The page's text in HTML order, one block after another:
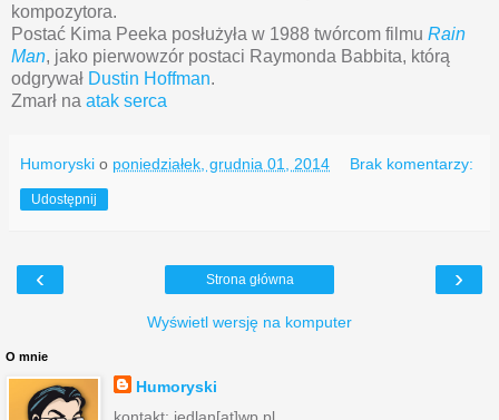
kompozytora.
Postać Kima Peeka posłużyła w 1988 twórcom filmu Rain
Man, jako pierwowzór postaci Raymonda Babbita, którą
odgrywał Dustin Hoffman.
Zmarł na atak serca
Humoryski o poniedziałek, grudnia 01, 2014 Brak komentarzy:
Udostępnij
‹ ›
Strona główna
Wyświetl wersję na komputer
O mnie
Humoryski
kontakt: jedlan[at]wp.pl